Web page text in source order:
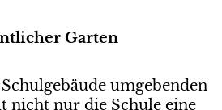
Garten
umgebenden
nicht nur die Schule eine